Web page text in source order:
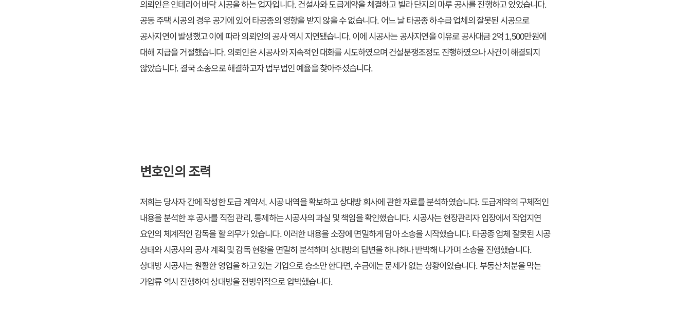
의뢰인은 인테리어 바닥 시공을 하는 업자입니다. 건설사와 도급계약을 체결하고 빌라 단지의 마루 공사를 진행하고 있었습니다.
공동 주택 시공의 경우 공기에 있어 타공종의 영향을 받지 않을 수 없습니다. 어느 날 타공종 하수급 업체의 잘못된 시공으로
공사지연이 발생했고 이에 따라 의뢰인의 공사 역시 지연됐습니다. 이에 시공사는 공사지연을 이유로 공사대금 2억 1,500만원에
대해 지급을 거절했습니다. 의뢰인은 시공사와 지속적인 대화를 시도하였으며 건설분쟁조정도 진행하였으나 사건이 해결되지
않았습니다. 결국 소송으로 해결하고자 법무법인 예율을 찾아주셨습니다.
변호인의 조력
저희는 당사자 간에 작성한 도급 계약서, 시공 내역을 확보하고 상대방 회사에 관한 자료를 분석하였습니다. 도급계약의 구체적인
내용을 분석한 후 공사를 직접 관리, 통제하는 시공사의 과실 및 책임을 확인했습니다. 시공사는 현장관리자 입장에서 작업지연
요인의 체계적인 감독을 할 의무가 있습니다. 이러한 내용을 소장에 면밀하게 담아 소송을 시작했습니다. 타공종 업체 잘못된 시공
상태와 시공사의 공사 계획 및 감독 현황을 면밀히 분석하며 상대방의 답변을 하나하나 반박해 나가며 소송을 진행했습니다.
상대방 시공사는 원활한 영업을 하고 있는 기업으로 승소만 한다면, 수금에는 문제가 없는 상황이었습니다. 부동산 처분을 막는
가압류 역시 진행하여 상대방을 전방위적으로 압박했습니다.